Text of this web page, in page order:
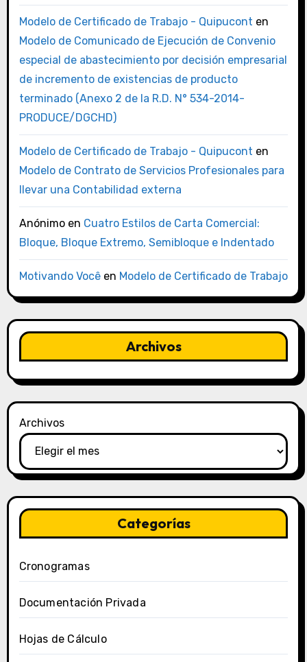
Modelo de Certificado de Trabajo - Quipucont en
Modelo de Comunicado de Ejecución de Convenio
especial de abastecimiento por decisión empresarial
de incremento de existencias de producto
terminado (Anexo 2 de la R.D. N° 534-2014-
PRODUCE/DGCHD)
Modelo de Certificado de Trabajo - Quipucont en
Modelo de Contrato de Servicios Profesionales para
llevar una Contabilidad externa
Anónimoen Cuatro Estilos de Carta Comercial:
Bloque, Bloque Extremo, Semibloque e Indentado
Motivando Vocêen Modelo de Certificado de Trabajo
Archivos
Archivos
Categorías
Cronogramas
Documentación Privada
Hojas de Cálculo